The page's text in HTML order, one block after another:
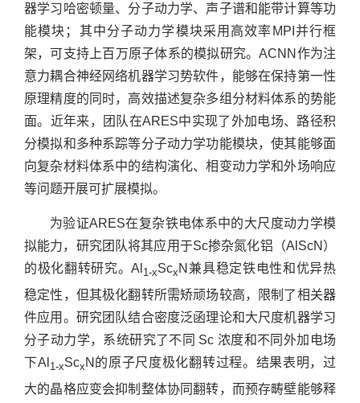
器学习哈密顿量、分子动力学、声子谱和能带计算等功
能模块；其中分子动力学模块采用高效率MPI并行框
架，可支持上百万原子体系的模拟研究。ACNN作为注
意力耦合神经网络机器学习势软件，能够在保持第一性
原理精度的同时，高效描述复杂多组分材料体系的势能
面。近年来，团队在ARES中实现了外加电场、路径积
分模拟和多种系踪等分子动力学功能模块，使其能够面
向复杂材料体系中的结构演化、相变动力学和外场响应
等问题开展可扩展模拟。
为验证ARES在复杂铁电体系中的大尺度动力学模
拟能力，研究团队将其应用于Sc掺杂氮化铝（AlScN）
的极化翻转研究。Al 1-xScx N兼具稳定铁电性和优异热
稳定性，但其极化翻转所需矫顽场较高，限制了相关器
件应用。研究团队结合密度泛函理论和大尺度机器学习
分子动力学，系统研究了不同 Sc 浓度和不同外加电场
下Al 1-xScx N的原子尺度极化翻转过程。结果表明，过
大的晶格应变会抑制整体协同翻转，而预存畴壁能够释